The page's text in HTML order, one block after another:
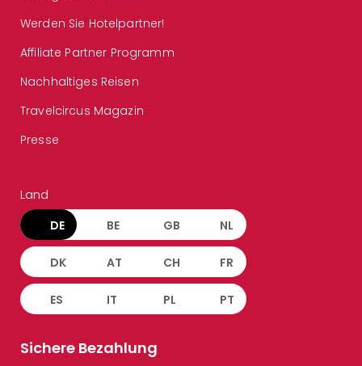
Werden Sie Hotelpartner!
Affiliate Partner Programm
Nachhaltiges Reisen
Travelcircus Magazin
Presse
Land
DE BE GB NL
DK AT CH FR
ES IT PL PT
Sichere Bezahlung